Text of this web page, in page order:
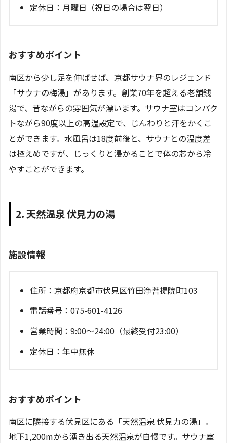
定休日：月曜日（祝日の場合は翌日）
おすすめポイント
南区から少し足を伸ばせば、京都サウナ界のレジェンド
「サウナの梅湯」があります。創業70年を超える老舗銭
湯で、昔ながらの雰囲気が漂います。サウナ室はコンパク
トながら90度以上の高温設定で、じんわりと汗をかくこ
とができます。水風呂は18度前後と、サウナとの温度差
は控えめですが、じっくりと浸かることで体の芯から冷
やすことができます。
2. 天然温泉 伏見力の湯
施設情報
住所：京都府京都市伏見区竹田浄菩提院町103
電話番号：075-601-4126
営業時間：9:00～24:00（最終受付23:00）
定休日：年中無休
おすすめポイント
南区に隣接する伏見区にある「天然温泉 伏見力の湯」。
地下1,200mから湧き出る天然温泉が自慢です。サウナ室